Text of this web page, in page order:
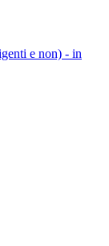
e non) - in